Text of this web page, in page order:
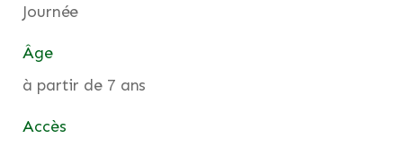
Journée
Âge
à partir de 7 ans
Accès